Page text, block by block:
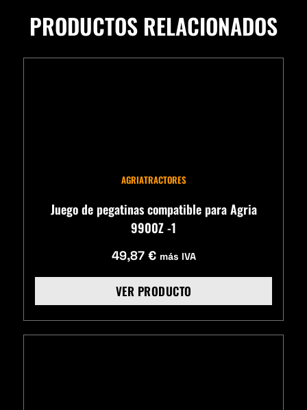
PRODUCTOS RELACIONADOS
AGRIATRACTORES
Juego de pegatinas compatible para Agria
9900Z -1
49,87 € más IVA
VER PRODUCTO